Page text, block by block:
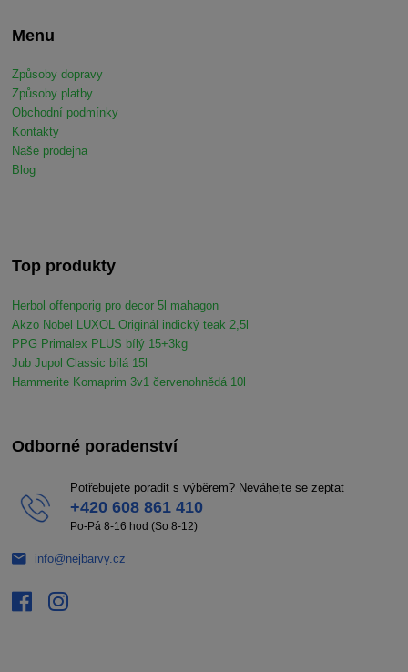
Menu
Způsoby dopravy
Způsoby platby
Obchodní podmínky
Kontakty
Naše prodejna
Blog
Top produkty
Herbol offenporig pro decor 5l mahagon
Akzo Nobel LUXOL Originál indický teak 2,5l
PPG Primalex PLUS bílý 15+3kg
Jub Jupol Classic bílá 15l
Hammerite Komaprim 3v1 červenohnědá 10l
Odborné poradenství
Potřebujete poradit s výběrem? Neváhejte se zeptat
+420 608 861 410
Po-Pá 8-16 hod (So 8-12)
info@nejbarvy.cz